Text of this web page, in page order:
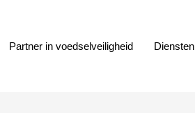
Partner in voedselveiligheid Diensten